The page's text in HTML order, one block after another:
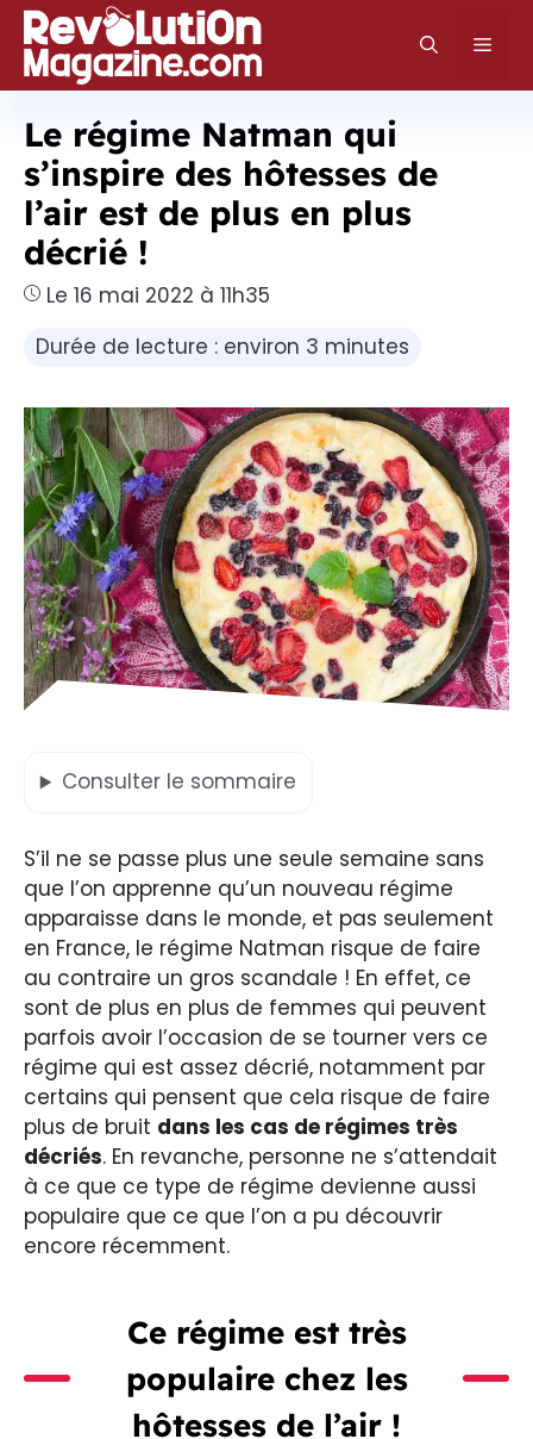
Aller
au
contenu
Le régime Natman qui
s’inspire des hôtesses de
l’air est de plus en plus
décrié !
Le 16 mai 2022 à 11h35
Durée de lecture : environ 3 minutes
Consulter le sommaire
S’il ne se passe plus une seule semaine sans
que l’on apprenne qu’un nouveau régime
apparaisse dans le monde, et pas seulement
en France, le régime Natman risque de faire
au contraire un gros scandale ! En effet, ce
sont de plus en plus de femmes qui peuvent
parfois avoir l’occasion de se tourner vers ce
régime qui est assez décrié, notamment par
certains qui pensent que cela risque de faire
plus de bruit dans les cas de régimes très
décriés. En revanche, personne ne s’attendait
à ce que ce type de régime devienne aussi
populaire que ce que l’on a pu découvrir
encore récemment.
Ce régime est très
populaire chez les
hôtesses de l’air !